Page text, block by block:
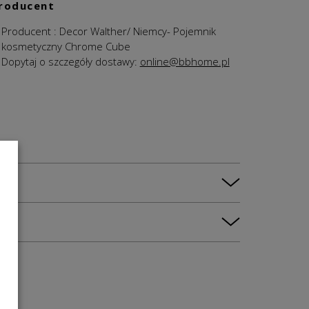
Producent : Decor Walther/ Niemcy- Pojemnik
kosmetyczny Chrome Cube
Dopytaj o szczegóły dostawy: online@bbhome.pl